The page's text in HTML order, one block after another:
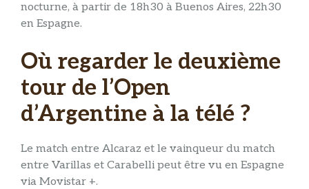
nocturne, à partir de 18h30 à Buenos Aires, 22h30
en Espagne.
Où regarder le deuxième
tour de l’Open
d’Argentine à la télé ?
Le match entre Alcaraz et le vainqueur du match
entre Varillas et Carabelli peut être vu en Espagne
via Movistar +.